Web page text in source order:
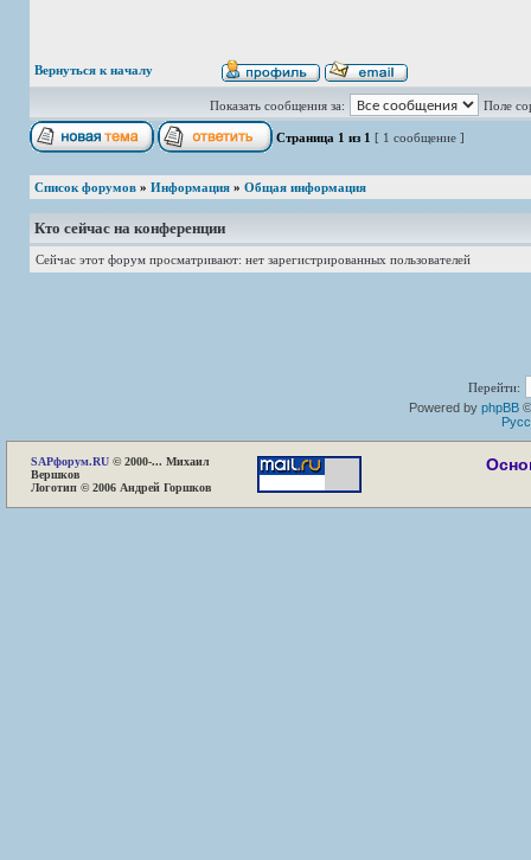
Вернуться к началу
Показать сообщения за: Поле
Страница 1 из 1 [ 1 сообщение ]
Список форумов » Информация » Общая информация
Кто сейчас на конференции
Сейчас этот форум просматривают: нет зарегистрированных пользователей
Перейти:
Powered by phpBB
SAPфорум.RU © 2000-... Михаил
Вершков
Логотип © 2006 Андрей Горшков